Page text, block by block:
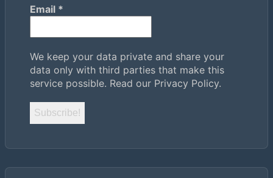
Email *
We keep your data private and share your
data only with third parties that make this
service possible. Read our Privacy Policy.